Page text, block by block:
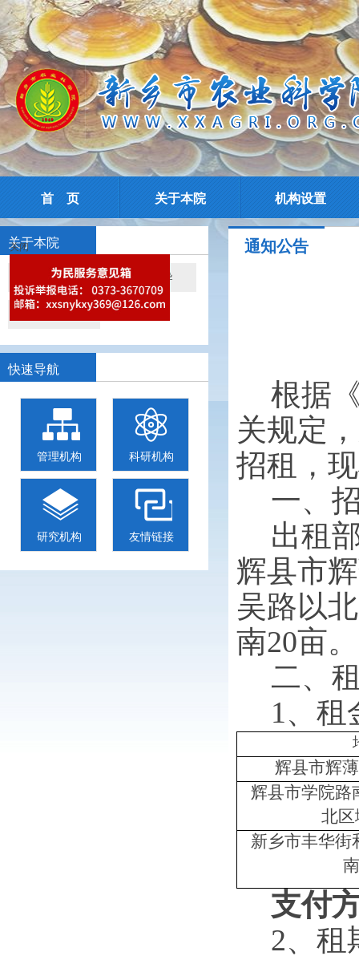
首 页 关于本院 机构设置
关于本院
院情简介 现任领导
院所导航
快速导航
管理机构 科研机构
研究机构 友情链接
通知公告
根据
关规定
招租，
一、
出租
辉县市
吴路以
南20亩。
二、
1、 租
辉县市辉
辉县市学院路
北区
新乡市丰华街
南
支付
2、 租
关闭